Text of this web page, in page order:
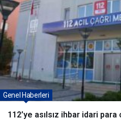
112’ye asılsız ihbar idari para
Genel Haberleri